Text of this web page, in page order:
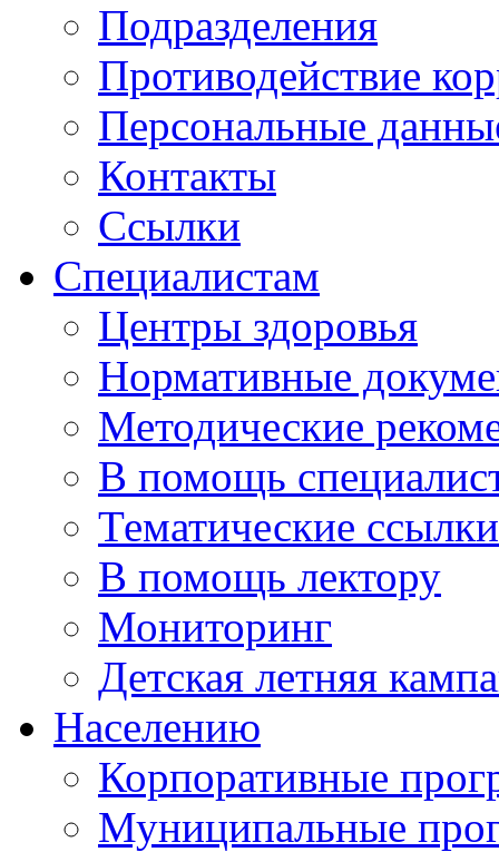
Подразделения
Противодействие
Персональные
Контакты
Ссылки
Специалистам
Центры здоровья
Нормативные
Методические
В помощь
Тематические ссылки
В помощь лектору
Мониторинг
Детская летняя
Населению
Корпоративные
Муниципальные